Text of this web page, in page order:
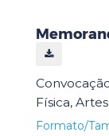
Física,
Formato/